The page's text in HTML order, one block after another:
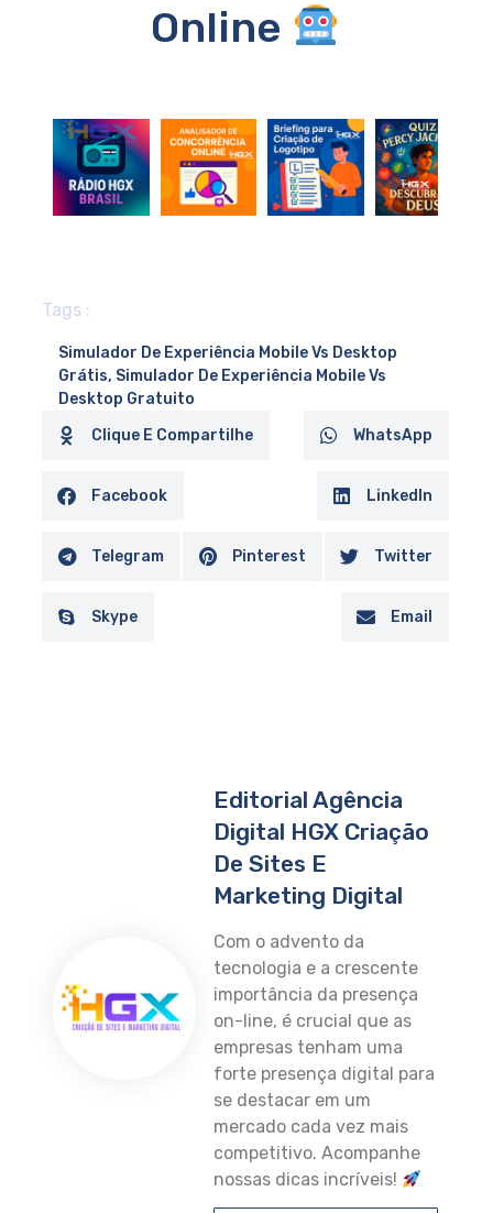
Online
Tags :
Simulador De Experiência Mobile Vs Desktop
Grátis, Simulador De Experiência Mobile Vs
Desktop Gratuito
Clique E Compartilhe
WhatsApp
Facebook LinkedIn
Telegram Pinterest Twitter
Skype Email
Editorial Agência
Digital HGX Criação
De Sites E
Marketing Digital
Com o advento da
tecnologia e a crescente
importância da presença
on-line, é crucial que as
empresas tenham uma
forte presença digital para
se destacar em um
mercado cada vez mais
competitivo. Acompanhe
nossas dicas incríveis!